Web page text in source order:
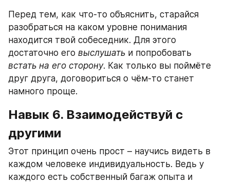
Перед тем, как что-то объяснить, старайся
разобраться на каком уровне понимания
находится твой собеседник. Для этого
достаточно его выслушать
встать на его сторону. Как только вы поймёте
друг друга, договориться о чём-то станет
намного проще.
Навык 6. Взаимодействуй с
другими
Этот принцип очень прост – научись видеть в
каждом человеке индивидуальность. Ведь у
каждого есть собственный багаж опыта и